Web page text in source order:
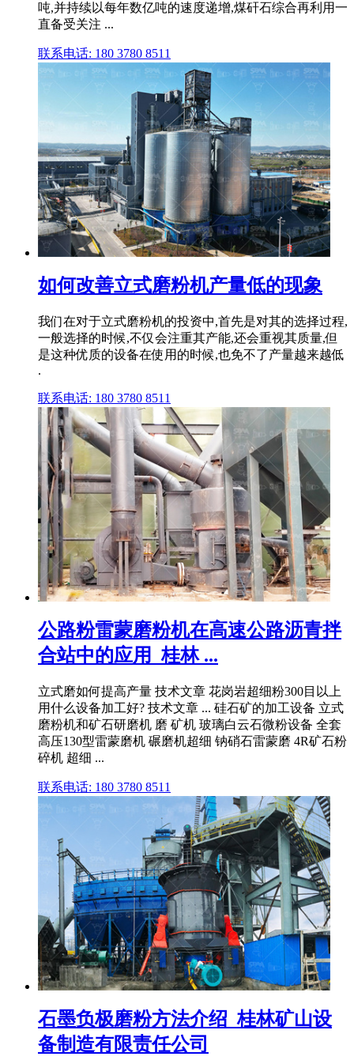
吨,并持续以每年数亿吨的速度递增,煤矸石综合再利用一
直备受关注 ...
联系电话: 180 3780 8511
如何改善立式磨粉机产量低的现象
我们在对于立式磨粉机的投资中,首先是对其的选择过程,
一般选择的时候,不仅会注重其产能,还会重视其质量,但
是这种优质的设备在使用的时候,也免不了产量越来越低
.
联系电话: 180 3780 8511
公路粉雷蒙磨粉机在高速公路沥青拌
合站中的应用_桂林 ...
立式磨如何提高产量 技术文章 花岗岩超细粉300目以上
用什么设备加工好? 技术文章 ... 硅石矿的加工设备 立式
磨粉机和矿石研磨机 磨 矿机 玻璃白云石微粉设备 全套
高压130型雷蒙磨机 碾磨机超细 钠硝石雷蒙磨 4R矿石粉
碎机 超细 ...
联系电话: 180 3780 8511
石墨负极磨粉方法介绍_桂林矿山设
备制造有限责任公司